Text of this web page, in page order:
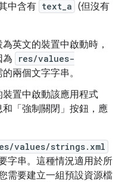
中含有 text_a (但沒有
英文的裝置中啟動時，
為
res/values-
兩個文字字串。
置中啟動該應用程式
「強制關閉」按鈕，應
values/strings.xml
字串。這種情況適用於所
需要建立一組預設資源檔